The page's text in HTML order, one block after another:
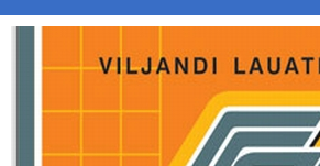
Liigu edasi põhisisu juurde